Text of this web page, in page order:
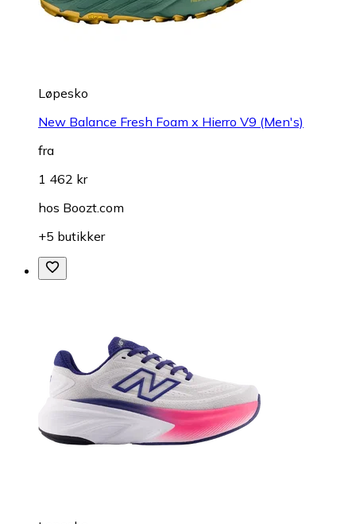
Løpesko
New Balance Fresh Foam x Hierro V9 (Men's)
fra
1 462 kr
hos Boozt.com
+5 butikker